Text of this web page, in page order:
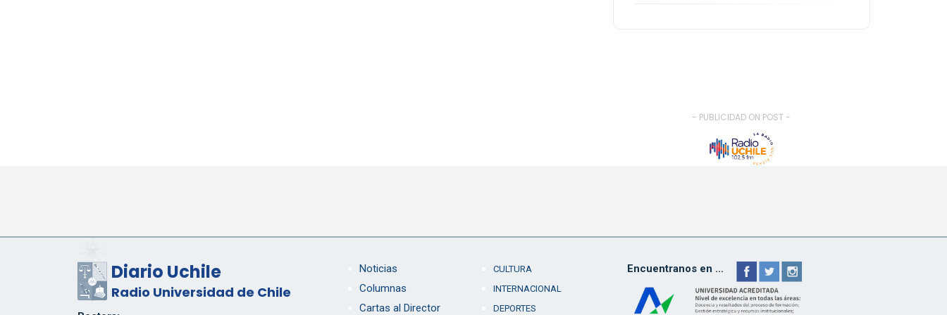
- PUBLICIDAD ON POST -
Diario Uchile
Radio Universidad de Chile
Noticias
Columnas
Cartas al Director
CULTURA
INTERNACIONAL
DEPORTES
Encuentranos en ...